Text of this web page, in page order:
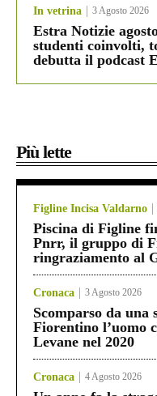
In vetrina 3 Agosto 2026
Estra Notizie
studenti coinvolti,
debutta il podcast
Più lette
Figline Incisa Valdarno
Piscina di Figline
Pnrr, il gruppo di
ringraziamento al
Cronaca 3 Agosto 2026
Scomparso da
Fiorentino l’uomo
Levane nel 2020
Cronaca 4 Agosto 2026